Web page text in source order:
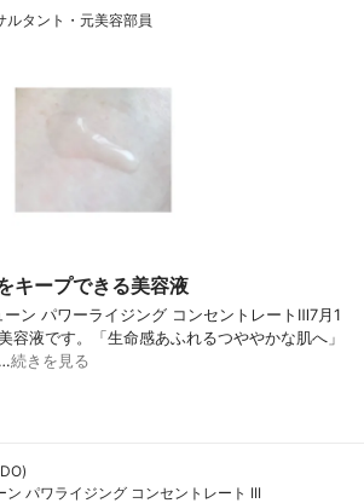
ルタント・元美容部員
キープできる美容液
ーン パワーライジング コンセントレートⅢ7月1
容液です。「生命感あふれるつややかな肌へ」
続きを見る
ン パワライジング コンセントレート III